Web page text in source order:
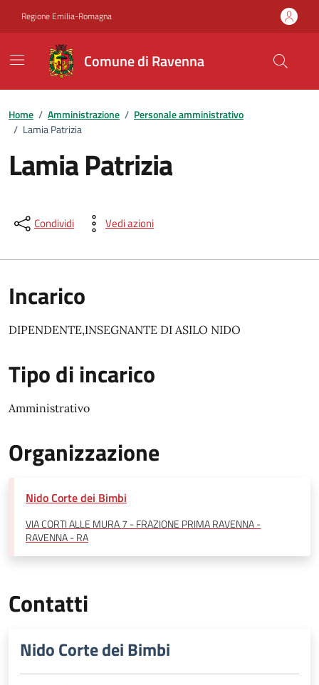
Regione Emilia-Romagna
Comune di Ravenna
Home / Amministrazione / Personale amministrativo
/ Lamia Patrizia
Lamia Patrizia
Condividi Vedi azioni
Incarico
DIPENDENTE,INSEGNANTE DI ASILO NIDO
Tipo di incarico
Amministrativo
Organizzazione
Nido Corte dei Bimbi
VIA CORTI ALLE MURA 7 - FRAZIONE PRIMA RAVENNA -
RAVENNA - RA
Contatti
Nido Corte dei Bimbi